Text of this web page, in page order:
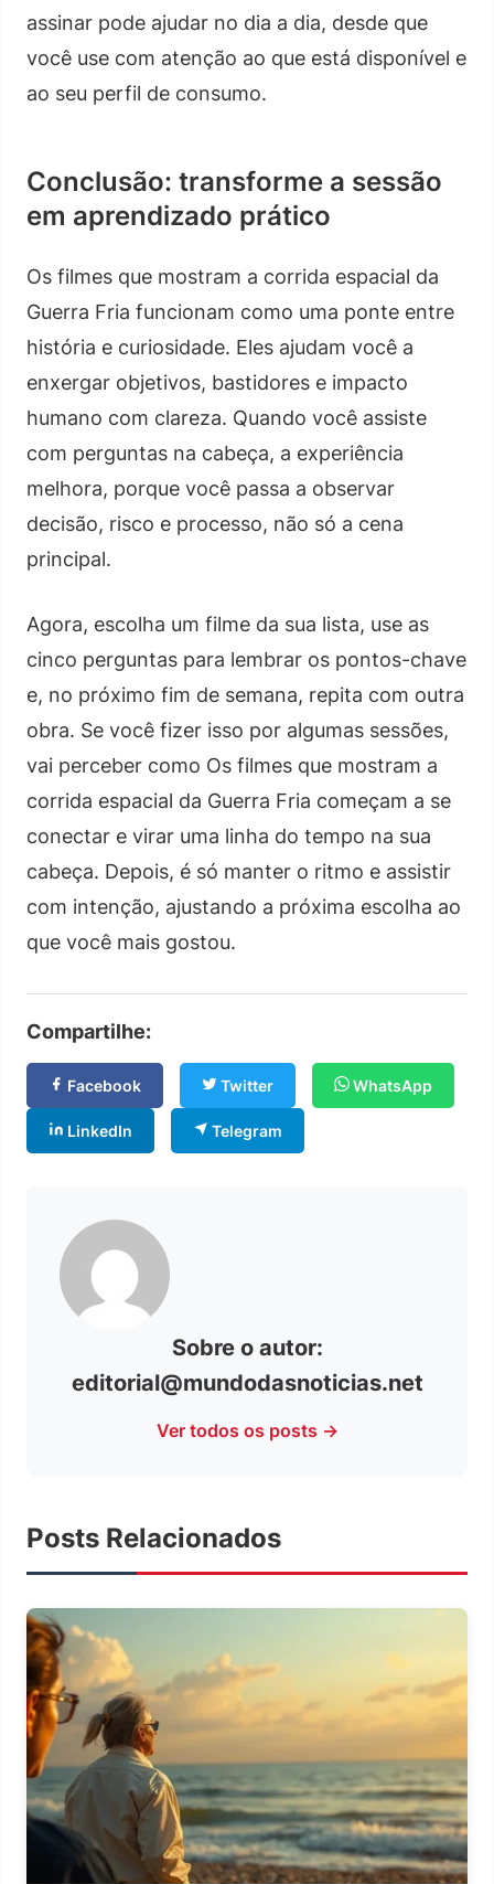
assinar pode ajudar no dia a dia, desde que
você use com atenção ao que está disponível e
ao seu perfil de consumo.
Conclusão: transforme a sessão
em aprendizado prático
Os filmes que mostram a corrida espacial da
Guerra Fria funcionam como uma ponte entre
história e curiosidade. Eles ajudam você a
enxergar objetivos, bastidores e impacto
humano com clareza. Quando você assiste
com perguntas na cabeça, a experiência
melhora, porque você passa a observar
decisão, risco e processo, não só a cena
principal.
Agora, escolha um filme da sua lista, use as
cinco perguntas para lembrar os pontos-chave
e, no próximo fim de semana, repita com outra
obra. Se você fizer isso por algumas sessões,
vai perceber como Os filmes que mostram a
corrida espacial da Guerra Fria começam a se
conectar e virar uma linha do tempo na sua
cabeça. Depois, é só manter o ritmo e assistir
com intenção, ajustando a próxima escolha ao
que você mais gostou.
Compartilhe:
Facebook Twitter WhatsApp
LinkedIn Telegram
Sobre o autor:
editorial@mundodasnoticias.net
Ver todos os posts →
Posts Relacionados